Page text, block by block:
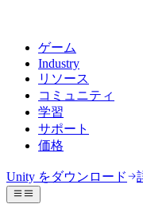
ゲーム
Industry
リソース
コミュニティ
学習
サポート
価格
Unityエンジン
3Dコラボレーション
ドキュメント
ディスカッション
Unity Learn
ヘルプを得る
Unity をダウンロード